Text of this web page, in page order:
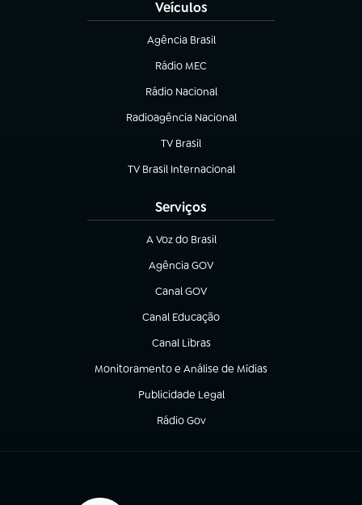
Veículos
Agência Brasil
(abre em nova aba)
Rádio MEC
(abre em nova aba)
Rádio Nacional
Radioagência Nacional
(abre em nova aba)
TV Brasil
(abre em nova aba)
TV Brasil Internacional
(abre em nova aba)
Serviços
A Voz do Brasil
(abre em nova aba)
Agência GOV
(abre em nova aba)
Canal GOV
(abre em nova aba)
Canal Educação
(abre em nova aba)
Canal Libras
(abre em nova aba)
Monitoramento e Análise de Mídias
(abre em nova aba)
Publicidade Legal
(abre em nova aba)
Rádio Gov
(abre em nova aba)